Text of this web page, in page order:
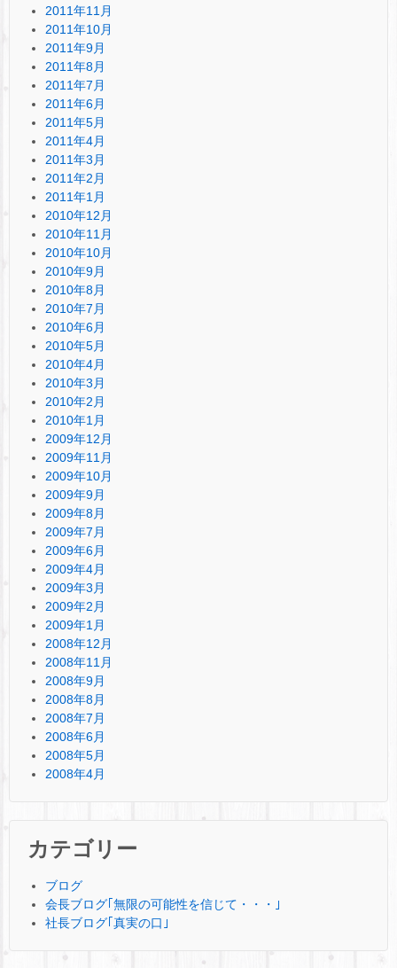
2011年11月
2011年10月
2011年9月
2011年8月
2011年7月
2011年6月
2011年5月
2011年4月
2011年3月
2011年2月
2011年1月
2010年12月
2010年11月
2010年10月
2010年9月
2010年8月
2010年7月
2010年6月
2010年5月
2010年4月
2010年3月
2010年2月
2010年1月
2009年12月
2009年11月
2009年10月
2009年9月
2009年8月
2009年7月
2009年6月
2009年4月
2009年3月
2009年2月
2009年1月
2008年12月
2008年11月
2008年9月
2008年8月
2008年7月
2008年6月
2008年5月
2008年4月
カテゴリー
ブログ
会長ブログ｢無限の可能性を信じて・・・｣
社長ブログ｢真実の口｣